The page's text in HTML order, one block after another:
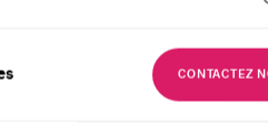
CONTACTEZ